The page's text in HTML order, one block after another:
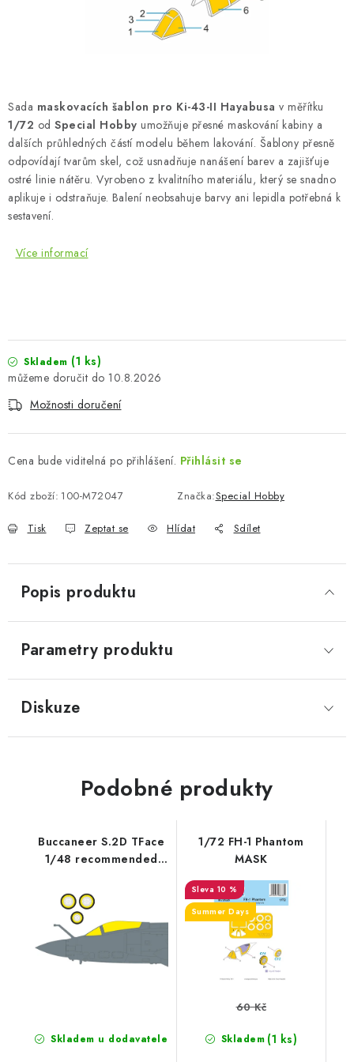
Podmínky ochrany osobních údajů
Reklamační řád
Velkoobchod (B2B)
FAQ Hromadná objednávka
Sada maskovacích šablon pro Ki-43-II Hayabusa v měřítku
1/72 od Special Hobby umožňuje přesné maskování kabiny a
dalších průhledných částí modelu během lakování. Šablony přesně
odpovídají tvarům skel, což usnadňuje nanášení barev a zajišťuje
ostré linie nátěru. Vyrobeno z kvalitního materiálu, který se snadno
aplikuje i odstraňuje. Balení neobsahuje barvy ani lepidla potřebná k
sestavení.
Více informací
Skladem (1 ks)
10.8.2026
Možnosti doručení
Cena bude viditelná po přihlášení. Přihlásit se
Kód zboží: 100-M72047 Značka:Special Hobby
Tisk Zeptat se Hlídat Sdílet
Popis produktu
Parametry produktu
Diskuze
Podobné produkty
Buccaneer S.2D TFace
1/48 recommended
Skladem u dodavatele
1/72 FH-1 Phantom
MASK
10 %
Summer Days
Skladem (1 ks)
60 Kč